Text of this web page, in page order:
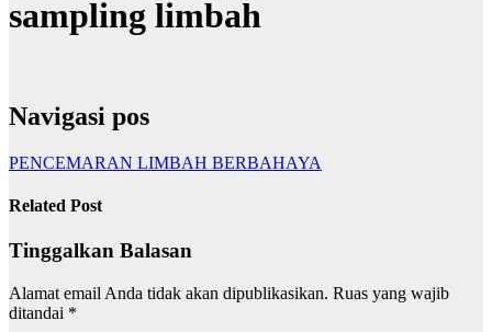
sampling limbah
Navigasi pos
PENCEMARAN LIMBAH BERBAHAYA
Related Post
Tinggalkan Balasan
Alamat email Anda tidak akan dipublikasikan. Ruas yang wajib
ditandai *